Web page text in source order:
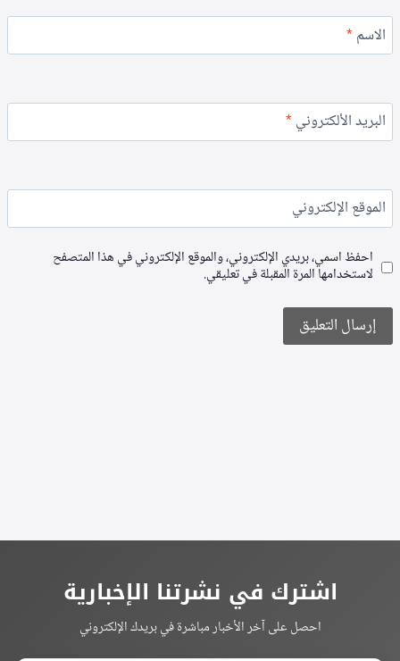
الاسم*
البريد الألكتروني*
الموقع الإلكتروني
احفظ اسمي، بريدي الإلكتروني، والموقع الإلكتروني في هذا المتصفح
لاستخدامها المرة المقبلة في تعليقي.
اشترك في نشرتنا الإخبارية
احصل على آخر الأخبار مباشرة في بريدك الإلكتروني